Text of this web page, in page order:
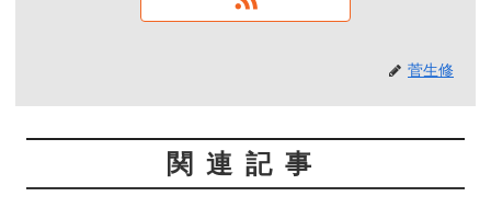
菅生修
関連記事